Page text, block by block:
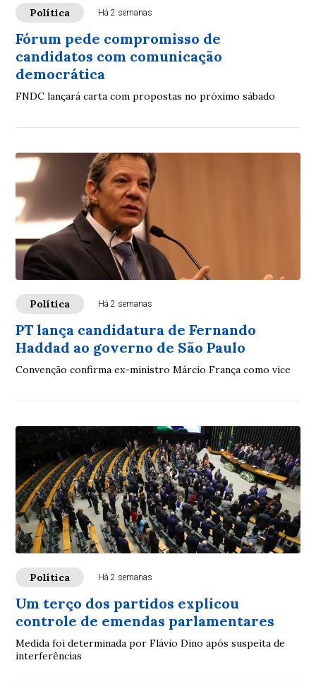
Política Há 2 semanas
Fórum pede compromisso de
candidatos com comunicação
democrática
FNDC lançará carta com propostas no próximo sábado
Política Há 2 semanas
PT lança candidatura de Fernando
Haddad ao governo de São Paulo
Convenção confirma ex-ministro Márcio França como vice
Política Há 2 semanas
Um terço dos partidos explicou
controle de emendas parlamentares
Medida foi determinada por Flávio Dino após suspeita de
interferências